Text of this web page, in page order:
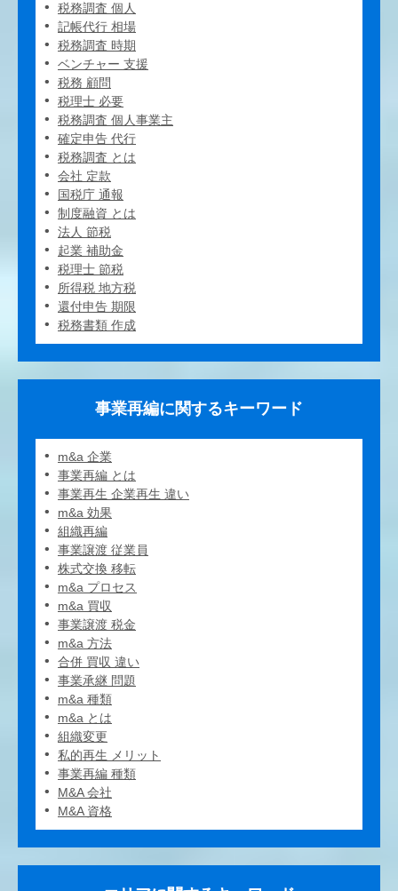
税務調査 個人
記帳代行 相場
税務調査 時期
ベンチャー 支援
税務 顧問
税理士 必要
税務調査 個人事業主
確定申告 代行
税務調査 とは
会社 定款
国税庁 通報
制度融資 とは
法人 節税
起業 補助金
税理士 節税
所得税 地方税
還付申告 期限
税務書類 作成
事業再編に関するキーワード
m&a 企業
事業再編 とは
事業再生 企業再生 違い
m&a 効果
組織再編
事業譲渡 従業員
株式交換 移転
m&a プロセス
m&a 買収
事業譲渡 税金
m&a 方法
合併 買収 違い
事業承継 問題
m&a 種類
m&a とは
組織変更
私的再生 メリット
事業再編 種類
M&A 会社
M&A 資格